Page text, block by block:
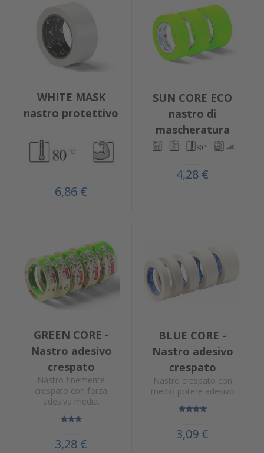
WHITE MASK
nastro protettivo
6,86 €
SUN CORE ECO
nastro di
mascheratura
4,28 €
GREEN CORE -
Nastro adesivo
crespato
Nastro finemente
crespato con forza
adesiva media.
3,28 €
BLUE CORE -
Nastro adesivo
crespato
Nastro crespato con
medio potere adesivo
3,09 €